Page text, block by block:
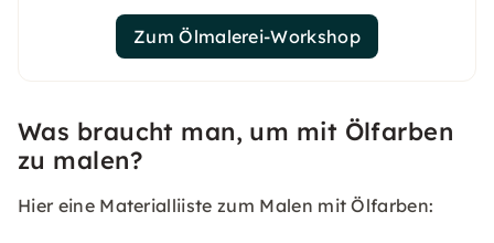
Zum Ölmalerei-Workshop
Was braucht man, um mit Ölfarben
zu malen?
Hier eine Materialliiste zum Malen mit Ölfarben: